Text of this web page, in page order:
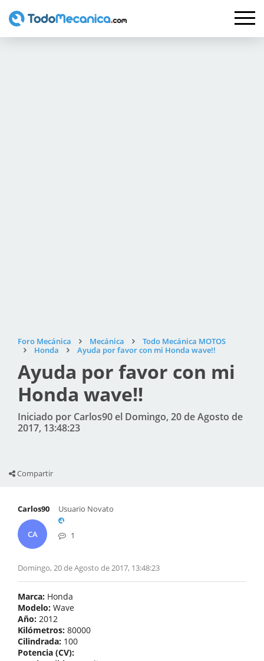
Foro Mecánica Mecánica
Todo Mecánica MOTOS
Honda
Ayuda por favor con mi Honda wave!!
Ayuda por favor con mi
Honda wave!!
Iniciado por Carlos90 el Domingo, 20 de Agosto de
2017, 13:48:23
Compartir
Carlos90
CA
Usuario Novato
1
Domingo, 20 de Agosto de 2017, 13:48:23
Marca: Honda
Modelo: Wave
Año: 2012
Kilómetros: 80000
Cilindrada: 100
Potencia (CV):